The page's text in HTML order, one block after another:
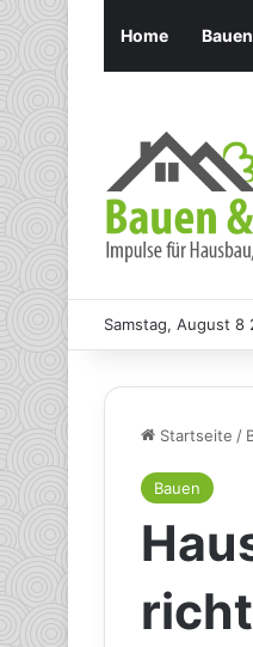
Home Bauen
Samstag, August 8
Startseite /
Bauen